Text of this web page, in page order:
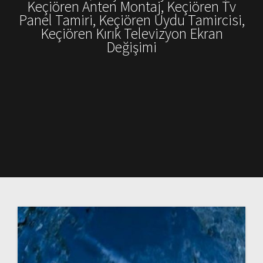
Keçiören Anten Montaj, Keçiören Tv
Panel Tamiri, Keçiören Uydu Tamircisi,
Keçiören Kırık Televizyon Ekran
Değişimi